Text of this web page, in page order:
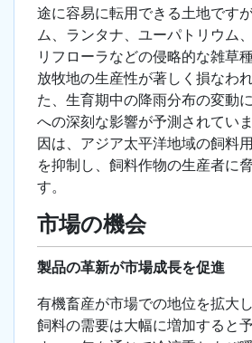
途に容易に転用できる土地です
ム、ランタナ、ユーパトリウム
リフローラなどの侵略的な雑草
放牧地の生産性が著しく損なわ
た、生育期中の降雨分布の変動
への深刻な影響が予測されてい
因は、アジア太平洋地域の飼料
を抑制し、飼料作物の生産者に
す。
市場の機会
製品の革新が市場成長を促進
有機畜産が市場での地位を拡大
飼料の需要は大幅に増加すると